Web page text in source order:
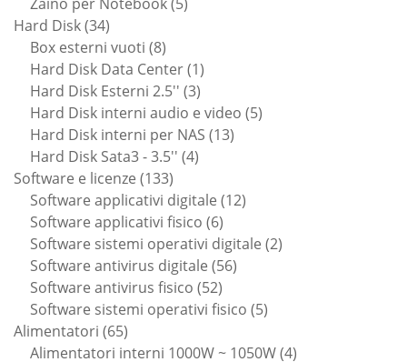
Hard Disk 3434
prodotti
Box esterni vuoti 88
prodotti
Hard Disk Data Center 11
prodotto
Hard Disk Esterni 2.5'' 33
prodotti
Hard Disk interni audio e video 55
Hard Disk interni per NAS 1313
Hard Disk Sata3 - 3.5'' 44
Software e licenze 133133
prodotti
Software applicativi digitale 1212
Software applicativi fisico 66
prodotti
Software sistemi operativi digitale 22
Software antivirus digitale 5656
Software antivirus fisico 5252
prodotti
Software sistemi operativi fisico 55
Alimentatori 6565
prodotti
Alimentatori interni 1000W ~ 1050W 44